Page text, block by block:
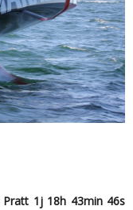
Pratt 1j 18h 43min 46s